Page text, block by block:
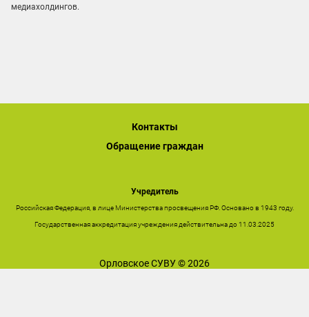
медиахолдингов.
Контакты
Обращение граждан
Учредитель
Российская Федерация, в лице Министерства просвещения РФ. Основано в 1943 году.
Государственная аккредитация учреждения действительна до 11.03.2025
Орловское СУВУ © 2026